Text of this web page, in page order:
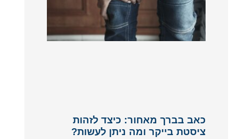
כאב בברך מאחור: כיצד לזהות
ציסטת בייקר ומה ניתן לעשות?